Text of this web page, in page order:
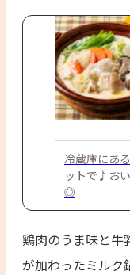
冷蔵庫にあ
ットで♪お
◎
鶏肉のうま味と牛
が加わったミルク